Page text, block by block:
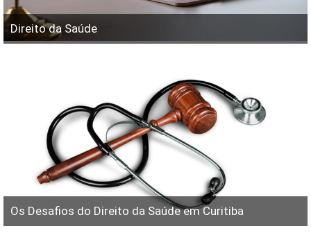
Direito da Saúde
Os Desafios do Direito da Saúde em Curitiba